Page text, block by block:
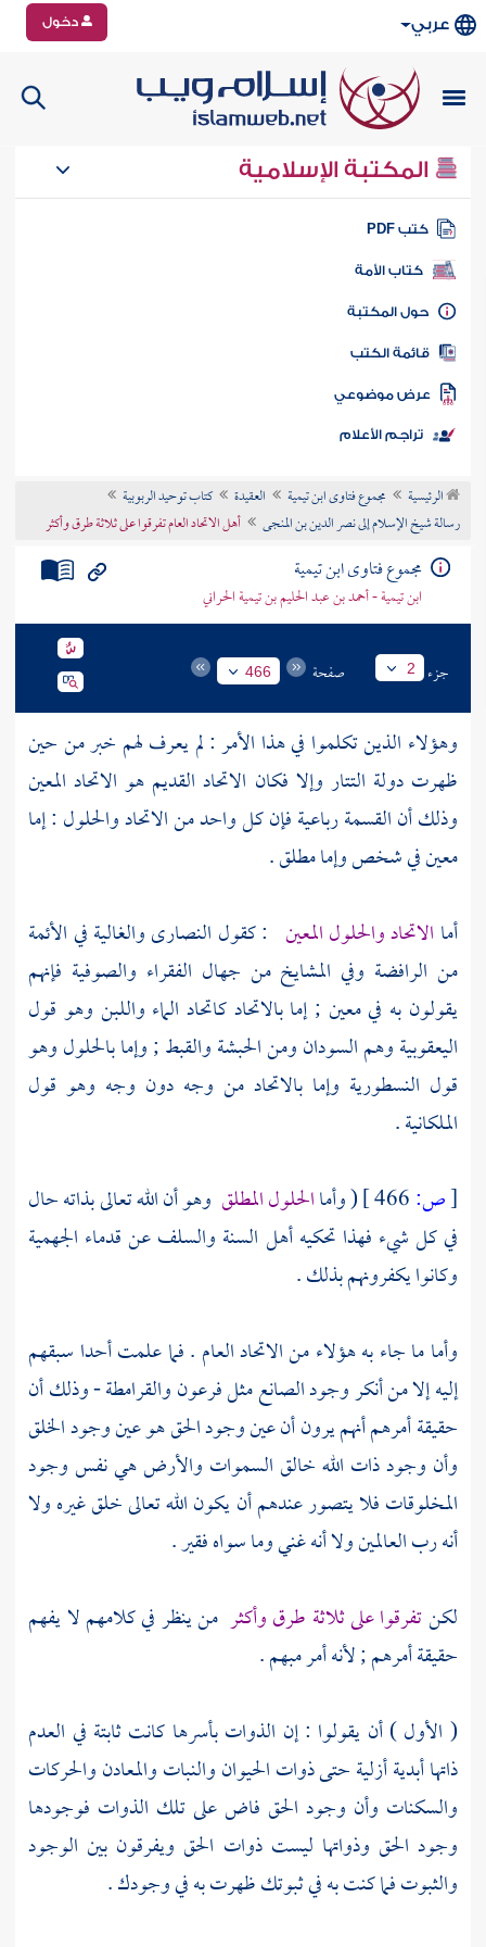
عربي دخول
المكتبة الإسلامية
كتب PDF
كتاب الأمة
المكتبة
الكتب
موضوعي
تراجم الأعلام
الرئيسية مجموع فتاوى ابن تيمية العقيدة
كتاب توحيد الربوبية
رسالة شيخ الإسلام إلى نصر الدين بن المنجى
أهل الاتحاد العام تفرقوا على ثلاثة طرق وأكثر
مجموع فتاوى ابن تيمية
ابن تيمية - أحمد بن عبد الحليم بن تيمية الحراني
جزء 2 صفحة 466
وهؤلاء الذين تكلموا في هذا الأمر : لم يعرف لهم خبر من حين
ظهرت دولة التتار وإلا فكان الاتحاد القديم هو الاتحاد المعين
وذلك أن القسمة رباعية فإن كل واحد من الاتحاد والحلول : إما
معين في شخص وإما مطلق .
أما الاتحاد والحلول المعين : كقول النصارىوالغالية في الأئمة
من الرافضة وفي المشايخ من جهال الفقراء والصوفية فإنهم
يقولون به في معين ; إما بالاتحاد كاتحاد الماء واللبن وهو قول
اليعقوبيةوهمالسودانومنالحبشةوالقبط; وإما بالحلول وهو
قول النسطورية وإما بالاتحاد من وجه دون وجه وهو قول
الملكانية.
[ص: ( وأماالحلول المطلق وهو أن الله تعالى بذاته حال
في كل شيء فهذا تحكيه أهل السنة والسلف عن قدماء الجهمية
وكانوا يكفرونهم بذلك .
وأما ما جاء به هؤلاء من الاتحاد العام . فما علمت أحدا سبقهم
إليه إلا من أنكر وجود الصانع مثلفرعونوالقرامطة- وذلك أن
حقيقة أمرهم أنهم يرون أن عين وجود الحق هو عين وجود الخلق
وأن وجود ذات الله خالق السموات والأرض هي نفس وجود
المخلوقات فلا يتصور عندهم أن يكون الله تعالى خلق غيره ولا
أنه رب العالمين ولا أنه غني وما سواه فقير .
لكنتفرقوا على ثلاثة طرق وأكثر من ينظر في كلامهم لا يفهم
حقيقة أمرهم ; لأنه أمر مبهم .
( الأول ) أن يقولوا : إن الذوات بأسرها كانت ثابتة في العدم
ذاتها أبدية أزلية حتى ذوات الحيوان والنبات والمعادن والحركات
والسكنات وأن وجود الحق فاض على تلك الذوات فوجودها
وجود الحق وذواتها ليست ذوات الحق ويفرقون بين الوجود
والثبوت فما كنت به في ثبوتك ظهرت به في وجودك .